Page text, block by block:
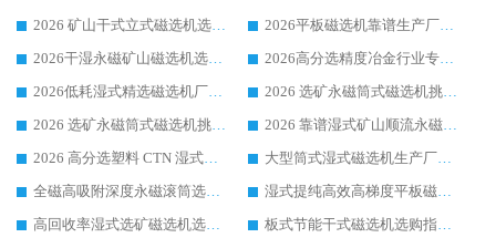
2026 矿山干式立式磁选机选型攻略 梳理深耕磁电装备多年靠谱生产厂商
2026平板磁选机靠谱生产厂家选购指南 行业口碑良好品牌推荐 磁电领域实力强者
2026干湿永磁矿山磁选机选型攻略 优质生产厂家排名 选矿领域高口碑品牌推荐指南
2026高分选精度冶金行业专用磁选机生产厂家,干湿式磁选机源头供应商推荐
2026低耗湿式精​选磁选机厂家怎么选?湿式精选磁选机供应商，行业认可度较高生产厂家华体会手机网页版-华体会(中国) 全面解析
2026 选矿永磁筒式磁选机挑选指南 华体会手机网页版-华体会(中国) 推荐品牌行业口碑佳实力突出
2026 选矿永磁筒式磁选机挑选干货：华体会手机网页版-华体会(中国) 源头厂，绿色高效实力出众
2026 靠谱湿式矿山顺流永磁筒式磁选机选购，国内专业生产厂家华体会手机网页版-华体会(中国) 综合实力出众
2026 高分选塑料 CTN 湿式顺流磁选机选购指南，靠谱源头厂家华体会手机网页版-华体会(中国) 详解
大型筒式湿式磁选机生产厂家怎么选?华体会手机网页版-华体会(中国) 设备口碑广受行业认可
全磁高吸附深度永磁滚筒选购指南 业内口碑稳定磁电设备生产厂家详细推荐
湿式提纯高效高梯度平板磁选机靠谱设备源头厂商华体会手机网页版-华体会(中国) 综合测评
高回收率湿式选矿磁选机选购指南 业内口碑磁电设备生产厂家实力解析
板式节能干式磁选机选购指南，源头生产厂家华体会手机网页版-华体会(中国) 综合实力可观